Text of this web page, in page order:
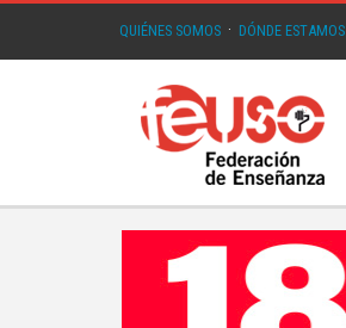
QUIÉNES SOMOS · DÓNDE ESTAMOS